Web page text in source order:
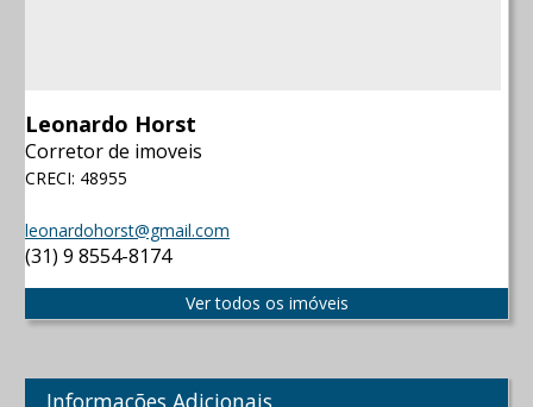
Leonardo Horst
Corretor de imoveis
CRECI: 48955
leonardohorst@gmail.com
(31) 9 8554-8174
Ver todos os imóveis
Informações Adicionais